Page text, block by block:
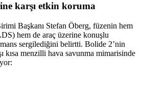
karşı etkin koruma
Başkanı Stefan Öberg, füzenin hem
hem de araç üzerine konuşlu
sergilediğini belirtti. Bolide 2’nin
kısa menzilli hava savunma mimarisinde